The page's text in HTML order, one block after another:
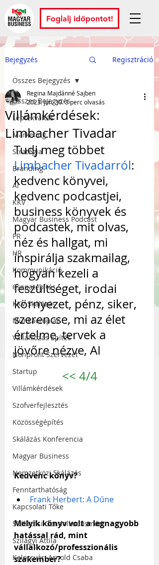
Foglalj időpontot!
Bejegyzés Regisztráció
Összes Bejegyzés
Léptékváltás
Marketing
Stratégia
Branding
AI
KKV
Magyar Business Podcast
PR
HR
Kommunikáció
Csapatépítés
KKV Skálázás
Munkaerőpiac
Vállalkozás Építés
Nonprofit Szervezet
Startup
Villámkérdések
Szofverfejlesztés
Közösségépítés
Skálázás Konferencia
Magyar Business
Nemzetközi Skálázás
Fenntarthatóság
Kapcsolati Tőke
Skálázási Gondolkodásmód
Szilágyi Attila
Kolozsvári Arnold Csaba
Összes Bejegyzés
Villámkérdések:
Limbacher Tivadar
Regina Majdánné Sajben
2023. jún. 30.3 perc olvasás
Tudj meg többet
Limbacher Tivadarról:
kedvenc könyvei,
kedvenc podcastjei,
business könyvek és
podcastek, mit olvas,
néz és hallgat, mi
inspirálja szakmailag,
hogyan kezeli a
feszültséget, irodai
környezet, pénz, siker,
szerencse, mi az élet
értelme, tervek a
jövőre nézve, AI
<< 4/4
Kedvenc könyv?
Frank Herbert: A Dűne
Melyik könyv volt a legnagyobb
hatással rád, mint
vállalkozó/professzionális
szakember?